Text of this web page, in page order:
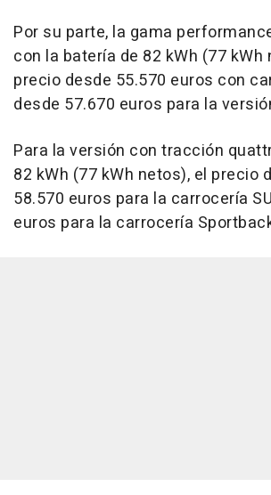
Por su parte, la gama
con la batería de 82 kWh (77
precio desde 55.570 euros con
desde 57.670 euros para la
Para la versión con tracción
82 kWh (77 kWh netos), el precio
58.570 euros para la carrocería
euros para la carrocería